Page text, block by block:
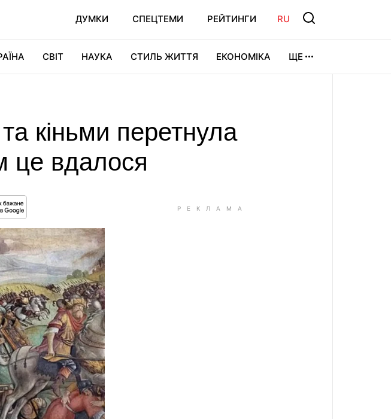
ДУМКИ СПЕЦТЕМИ РЕЙТИНГИ RU
СВІТ НАУКА СТИЛЬ ЖИТТЯ ЕКОНОМІКА ЩЕ
кіньми перетнула
це вдалося